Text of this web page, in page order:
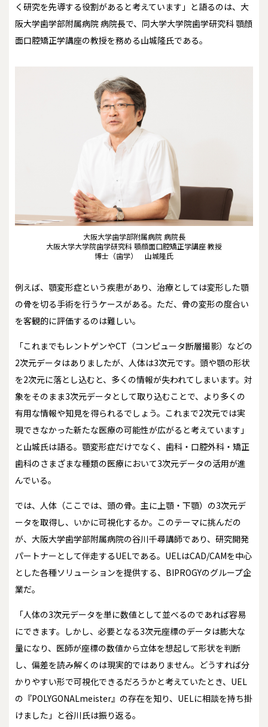
く研究を先導する役割があると考えています」と語るのは、大
阪大学歯学部附属病院 病院長で、同大学大学院歯学研究科 顎顔
面口腔矯正学講座の教授を務める山城隆氏である。
大阪大学歯学部附属病院 病院長
大阪大学大学院歯学研究科 顎顔面口腔矯正学講座 教授
博士（歯学） 山城隆氏
例えば、顎変形症という疾患があり、治療としては変形した顎
の骨を切る手術を行うケースがある。ただ、骨の変形の度合い
を客観的に評価するのは難しい。
「これまでもレントゲンやCT（コンピュータ断層撮影）などの
2次元データはありましたが、人体は3次元です。頭や顎の形状
を2次元に落とし込むと、多くの情報が失われてしまいます。対
象をそのまま3次元データとして取り込むことで、より多くの
有用な情報や知見を得られるでしょう。これまで2次元では実
現できなかった新たな医療の可能性が広がると考えています」
と山城氏は語る。顎変形症だけでなく、歯科・口腔外科・矯正
歯科のさまざまな種類の医療において3次元データの活用が進
んでいる。
では、人体（ここでは、頭の骨。主に上顎・下顎）の3次元デ
ータを取得し、いかに可視化するか。このテーマに挑んだの
が、大阪大学歯学部附属病院の谷川千尋講師であり、研究開発
パートナーとして伴走するUELである。UELはCAD/CAMを中心
とした各種ソリューションを提供する、BIPROGYのグループ企
業だ。
「人体の3次元データを単に数値として並べるのであれば容易
にできます。しかし、必要となる3次元座標のデータは膨大な
量になり、医師が座標の数値から立体を想起して形状を判断
し、偏差を読み解くのは現実的ではありません。どうすれば分
かりやすい形で可視化できるだろうかと考えていたとき、UEL
の『POLYGONALmeister』の存在を知り、UELに相談を持ち掛
けました」と谷川氏は振り返る。